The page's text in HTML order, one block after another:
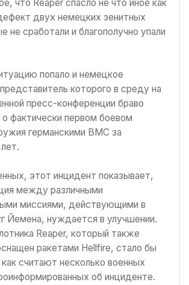
что Reaper спасло не что иное как
двух немецких зенитных
не сработали и благополучно упали
попало и немецкое
которого в среду на
пресс-конференции браво
о фактически первом боевом
германскими ВМС за
этот инцидент показывает,
между различными
миссиями, действующими в
Йемена, нуждается в улучшении.
Reaper, который также
ракетами Hellfire, стало бы
считают несколько военных
об инциденте.